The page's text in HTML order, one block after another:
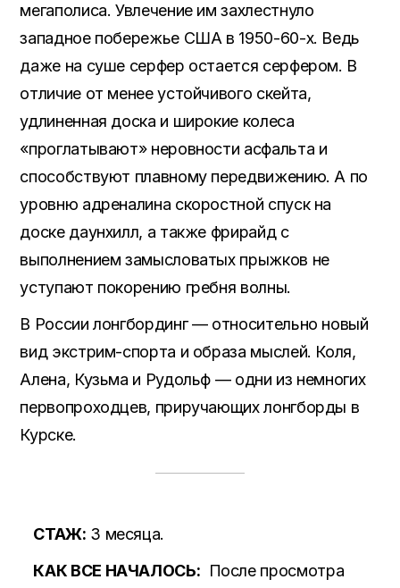
мегаполиса. Увлечение им захлестнуло
западное побережье США в 1950-60-х. Ведь
даже на суше серфер остается серфером. В
отличие от менее устойчивого скейта,
удлиненная доска и широкие колеса
«проглатывают» неровности асфальта и
способствуют плавному передвижению. А по
уровню адреналина скоростной спуск на
доске даунхилл, а также фрирайд с
выполнением замысловатых прыжков не
уступают покорению гребня волны.
В России лонгбординг — относительно новый
вид экстрим-спорта и образа мыслей. Коля,
Алена, Кузьма и Рудольф — одни из немногих
первопроходцев, приручающих лонгборды в
Курске.
СТАЖ: 3 месяца.
КАК ВСЕ НАЧАЛОСЬ: После просмотра